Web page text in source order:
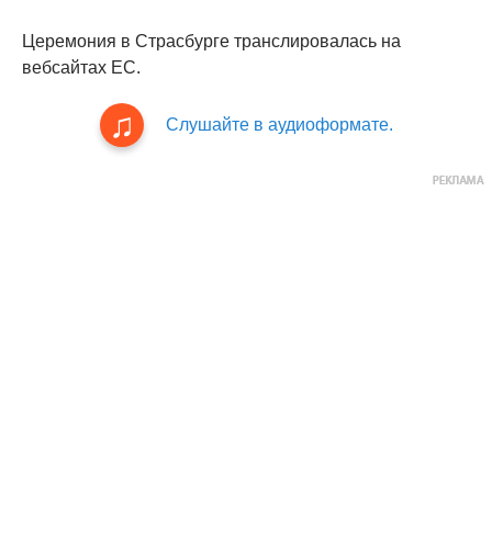
Церемония в Страсбурге транслировалась на
вебсайтах ЕС.
Слушайте в аудиоформате.